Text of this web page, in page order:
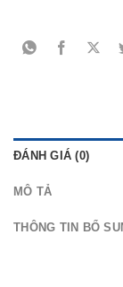
ĐÁNH GIÁ (0)
MÔ TẢ
THÔNG TIN BỔ